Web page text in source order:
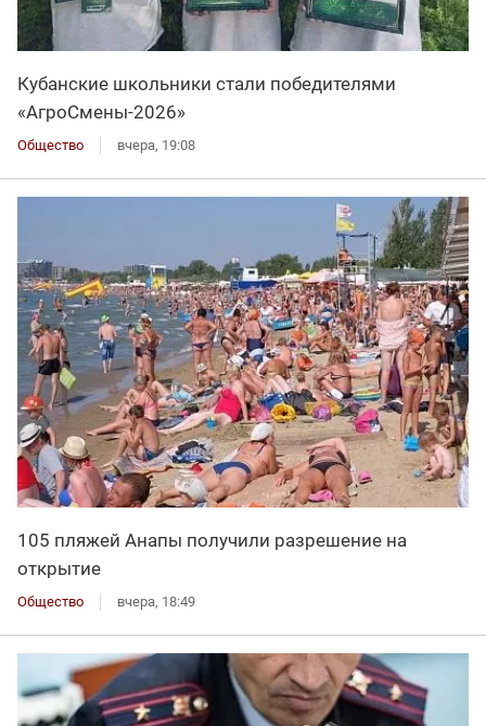
Кубанские школьники стали победителями
«АгроСмены-2026»
Общество вчера, 19:08
105 пляжей Анапы получили разрешение на
открытие
Общество вчера, 18:49